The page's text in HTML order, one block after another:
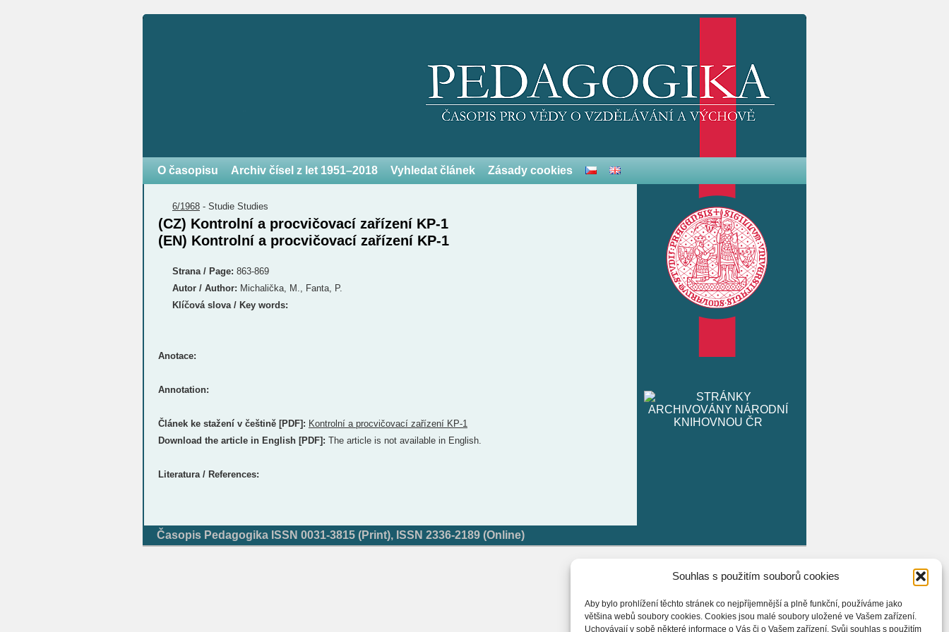
Souhlas s použitím souborů cookies
Aby bylo prohlížení těchto stránek co nejpříjemnější a plně funkční, používáme jako
většina webů soubory cookies. Cookies jsou malé soubory uložené ve Vašem zařízení.
Uchovávají v sobě některé informace o Vás či o Vašem zařízení. Svůj souhlas s použitím
O časopisu Archiv čísel z let 1951–2018 Vyhledat článek Zásady cookies
6/1968 - Studie Studies
(CZ) Kontrolní a procvičovací zařízení KP-1
(EN) Kontrolní a procvičovací zařízení KP-1
Strana / Page: 863-869
Autor / Author: Michalička, M., Fanta, P.
Klíčová slova / Key words:
Anotace:
Annotation:
Článek ke stažení v češtině [PDF]: Kontrolní a procvičovací zařízení KP-1
Download the article in English [PDF]: The article is not available in English.
Literatura / References:
Časopis Pedagogika ISSN 0031-3815 (Print), ISSN 2336-2189 (Online)